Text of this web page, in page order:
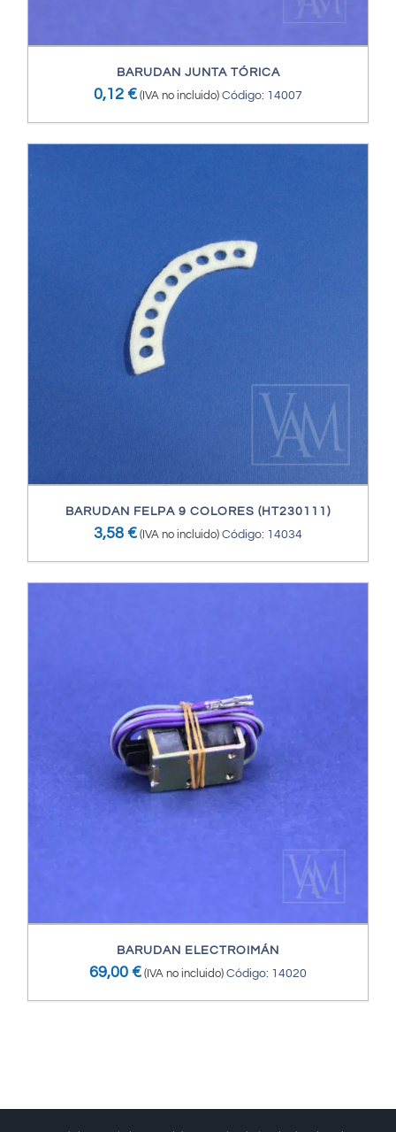
BARUDAN JUNTA TÓRICA
0,12 € (IVA no incluido) Código: 14007
BARUDAN FELPA 9 COLORES (HT230111)
3,58 € (IVA no incluido) Código: 14034
BARUDAN ELECTROIMÁN
69,00 € (IVA no incluido) Código: 14020